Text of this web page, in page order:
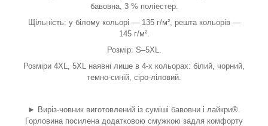
бавовна, 3 % поліестер.
Щільність: у білому кольорі — 135 г/м², решта кольорів —
145 г/м².
Розмір: S–5XL.
Розміри 4XL, 5XL наявні лише в 4-х кольорах: білий, чорний,
темно-синій, сіро-ліловий.
► Виріз-човник виготовлений із суміші бавовни і лайкри®
Горловина посилена додатковою смужкою задля комфорту